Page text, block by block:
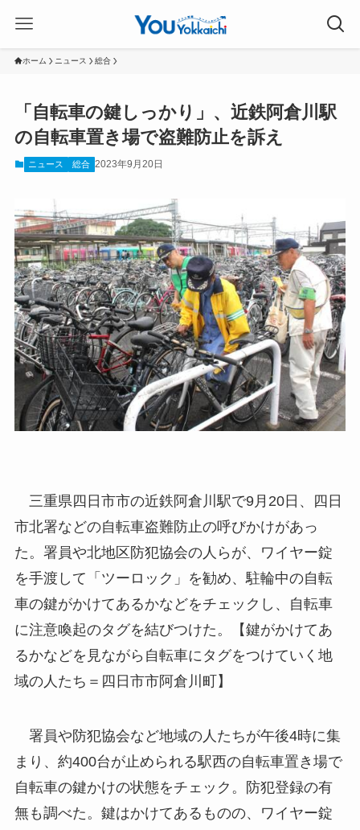
ホーム ニュース 総合
「自転車の鍵しっかり」、近鉄阿倉川駅
の自転車置き場で盗難防止を訴え
ニュース 総合 2023年9月20日
三重県四日市市の近鉄阿倉川駅で9月20日、四日
市北署などの自転車盗難防止の呼びかけがあっ
た。署員や北地区防犯協会の人らが、ワイヤー錠
を手渡して「ツーロック」を勧め、駐輪中の自転
車の鍵がかけてあるかなどをチェックし、自転車
に注意喚起のタグを結びつけた。【鍵がかけてあ
るかなどを見ながら自転車にタグをつけていく地
域の人たち＝四日市市阿倉川町】
署員や防犯協会など地域の人たちが午後4時に集
まり、約400台が止められる駅西の自転車置き場で
自転車の鍵かけの状態をチェック。防犯登録の有
無も調べた。鍵はかけてあるものの、ワイヤー錠